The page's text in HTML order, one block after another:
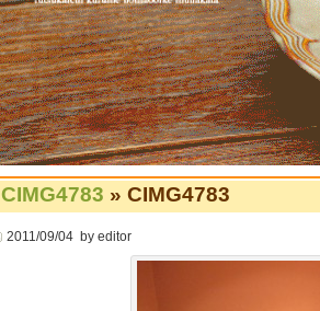
CIMG4783 » CIMG4783
2011/09/04 by editor